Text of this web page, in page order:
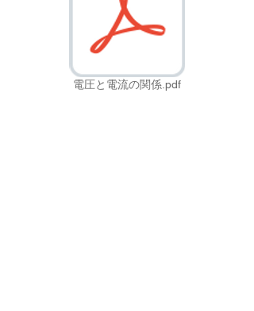
電圧と電流の関係.pdf